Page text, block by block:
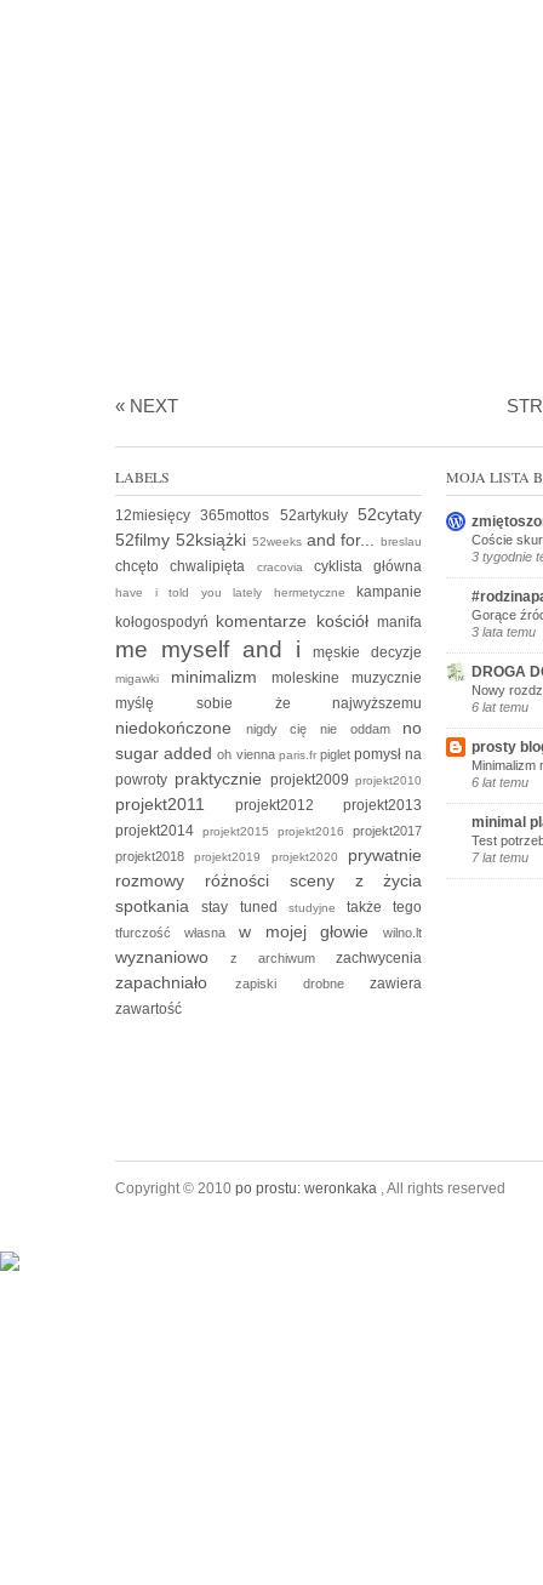
« NEXT
LABELS
12miesięcy365mottos 52artykuły52cytaty
52filmy 52książki 52weeks and for...breslau
chcętochwalipięta cracoviacyklistagłówna
have i told you lately hermetyczne kampanie
kołogospodyń komentarze kościółmanifa
me myself and imęskie decyzje
migawki minimalizm moleskinemuzycznie
myślę sobie żenajwyższemu
niedokończone nigdy cię nie oddam no
sugar addedoh vienna paris.fr pigletpomysł na
powroty praktycznie projekt2009projekt2010
projekt2011projekt2012projekt2013
projekt2014projekt2015projekt2016projekt2017
projekt2018projekt2019 projekt2020 prywatnie
rozmowy różności sceny z życia
spotkaniastay tuned studyjnetakże tego
tfurczość własna w mojej głowiewilno.lt
wyznaniowoz archiwumzachwycenia
zapachniało zapiski drobnezawiera
zawartość
MOJA LISTA
Coście
3 tygodnie
Gorące
3 lata temu
DROGA
Nowy
6 lat temu
prosty
Minimalizm
6 lat temu
minimal
Test
7 lat temu
Copyright © 2010 po prostu: weronkaka , All rights reserved